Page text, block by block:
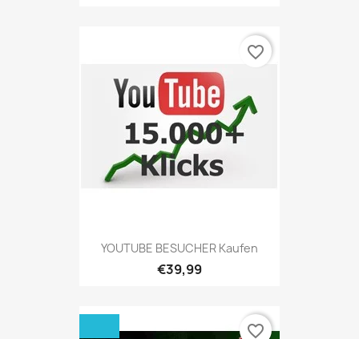
YOUTUBE BESUCHER Kaufen
€39,99
favorite_border
favorite_border